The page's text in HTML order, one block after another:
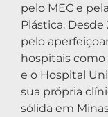
pelo MEC e
Plástica.
pelo
hospitais como
e o Hospital
sua própria
sólida em